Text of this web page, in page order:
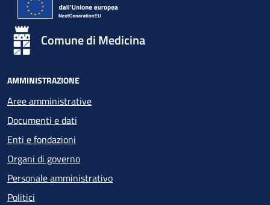
Comune di Medicina
AMMINISTRAZIONE
Aree amministrative
Documenti e dati
Enti e fondazioni
Organi di governo
Personale amministrativo
Politici